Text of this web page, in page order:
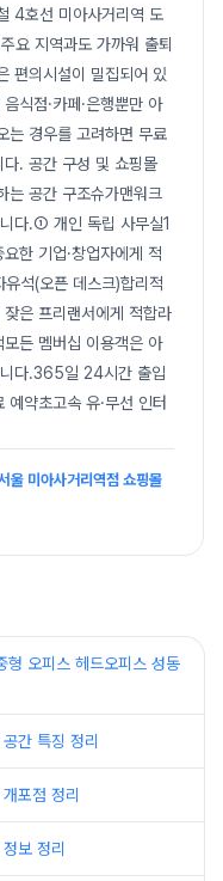
4호선 미아사거리역 도
요 지역과도 가까워 출퇴
편의시설이 밀집되어 있
식점·카페·은행뿐만 아
는 경우를 고려하면 무료
. 공간 구성 및 쇼핑몰
는 공간 구조슈가맨워크
다.① 개인 독립 사무실1
한 기업·창업자에게 적
석(오픈 데스크)합리적
은 프리랜서에게 적합라
든 멤버십 이용객은 아
다.365일 24시간 출입
약초고속 유·무선 인터
울 미아사거리역점 쇼핑몰
형 오피스 헤드오피스 성동
간 특징 정리
포점 정리
보 정리